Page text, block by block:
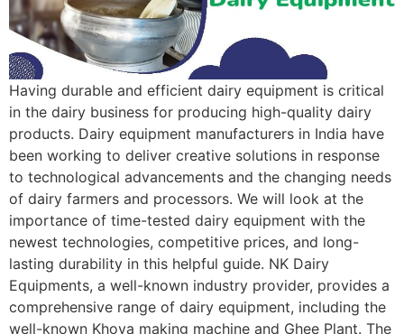
Having durable and efficient dairy equipment is critical
in the dairy business for producing high-quality dairy
products. Dairy equipment manufacturers in India have
been working to deliver creative solutions in response
to technological advancements and the changing needs
of dairy farmers and processors. We will look at the
importance of time-tested dairy equipment with the
newest technologies, competitive prices, and long-
lasting durability in this helpful guide. NK Dairy
Equipments, a well-known industry provider, provides a
comprehensive range of dairy equipment, including the
well-known Khoya making machine and Ghee Plant. The